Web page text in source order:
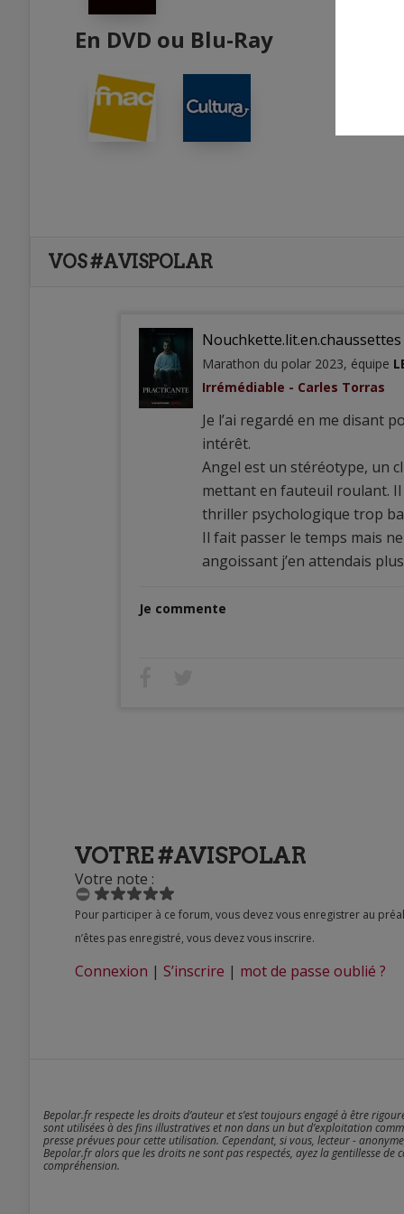
En DVD ou Blu-Ray
VOS #AVISPOLAR
Nouchkette.lit.en.chaussettes
Marathon du polar 2023, équipe
Irrémédiable - Carles Torras
Je l’ai regardé en me disant
intérêt.
Angel est un stéréotype, un
mettant en fauteuil roulant.
thriller psychologique trop
Il fait passer le temps mais
angoissant j’en attendais
Je commente
VOTRE #AVISPOLAR
Votre note :
Pour participer à ce forum, vous devez vous enregistrer au préalable. Merci d’indiquer ci-dessous l’identifiant personnel qui vous a été fourni. Si vous
n’êtes pas enregistré, vous devez vous inscrire.
Connexion | S’inscrire | mot de passe oublié ?
Bepolar.fr respecte les droits d’auteur et s’est toujours engagé à être
sont utilisées à des fins illustratives et non dans un but d’exploitation
presse prévues pour cette utilisation. Cependant, si vous, lecteur -
Bepolar.fr alors que les droits ne sont pas respectés, ayez la gentillesse de
compréhension.